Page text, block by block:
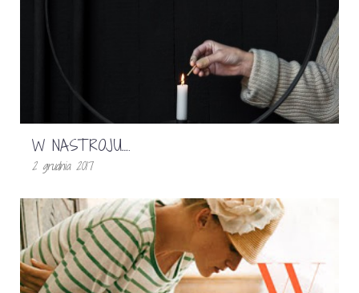
W NASTROJU….
2 grudnia 2017